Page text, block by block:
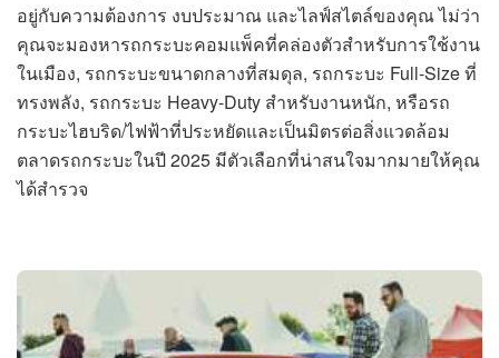
อยู่กับความต้องการ งบประมาณ และไลฟ์สไตล์ของคุณ ไม่ว่า
คุณจะมองหารถกระบะคอมแพ็คที่คล่องตัวสำหรับการใช้งาน
ในเมือง, รถกระบะขนาดกลางที่สมดุล, รถกระบะ Full-Size ที่
ทรงพลัง, รถกระบะ Heavy-Duty สำหรับงานหนัก, หรือรถ
กระบะไฮบริด/ไฟฟ้าที่ประหยัดและเป็นมิตรต่อสิ่งแวดล้อม
ตลาดรถกระบะในปี 2025 มีตัวเลือกที่น่าสนใจมากมายให้คุณ
ได้สำรวจ